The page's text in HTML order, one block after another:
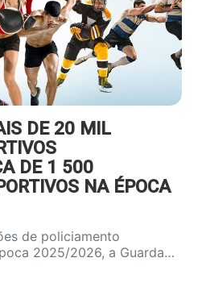
DE 20 MIL
DE 1 500
NA ÉPOCA
de policiamento
2025/2026, a Guarda…